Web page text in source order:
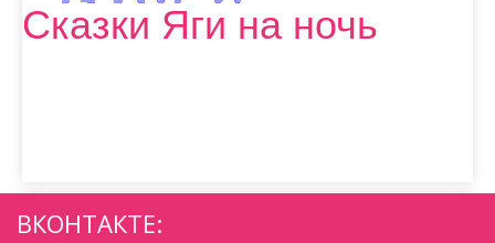
Сказки Яги на ночь
ВКОНТАКТЕ: